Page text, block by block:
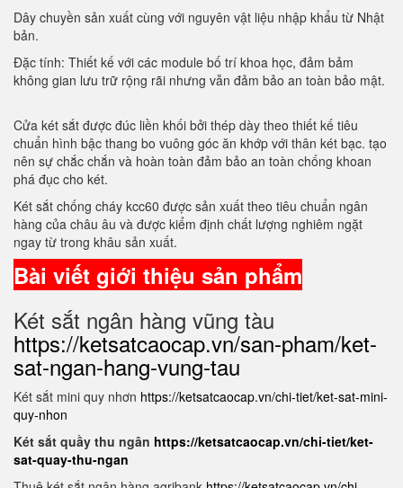
Dây chuyền sản xuất cùng với nguyên vật liệu nhập khẩu từ Nhật
bản.
Đặc tính: Thiết kế với các module bố trí khoa học, đảm bảm
không gian lưu trữ rộng rãi nhưng vẫn đảm bảo an toàn bảo mật.
Cửa két sắt được đúc liền khối bởi thép dày theo thiết kế tiêu
chuẩn hình bậc thang bo vuông góc ăn khớp với thân két bạc. tạo
nên sự chắc chắn và hoàn toàn đảm bảo an toàn chống khoan
phá đục cho két.
Két sắt chống cháy kcc60 được sản xuất theo tiêu chuẩn ngân
hàng của châu âu và được kiểm định chất lượng nghiêm ngặt
ngay từ trong khâu sản xuất.
Bài viết giới thiệu sản phẩm
Két sắt ngân hàng vũng tàu
https://ketsatcaocap.vn/san-pham/ket-
sat-ngan-hang-vung-tau
Két sắt mini quy nhơn https://ketsatcaocap.vn/chi-tiet/ket-sat-mini-
quy-nhon
Két sắt quầy thu ngân https://ketsatcaocap.vn/chi-tiet/ket-
sat-quay-thu-ngan